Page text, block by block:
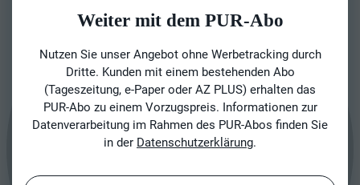
Weiter mit dem PUR-Abo
Nutzen Sie unser Angebot ohne Werbetracking durch
Dritte. Kunden mit einem bestehenden Abo
(Tageszeitung, e-Paper oder AZ PLUS) erhalten das
PUR-Abo zu einem Vorzugspreis. Informationen zur
Datenverarbeitung im Rahmen des PUR-Abos finden Sie
in der Datenschutzerklärung.